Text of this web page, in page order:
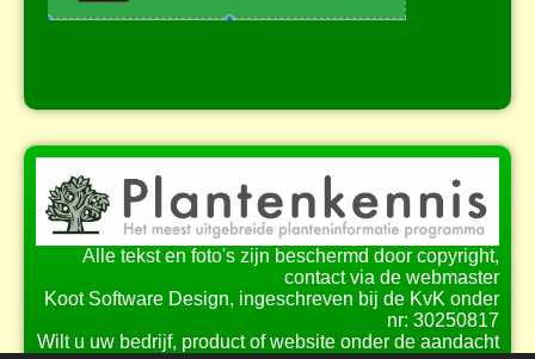
Alle tekst en foto's zijn beschermd door copyright,
contact via de webmaster
Koot Software Design, ingeschreven bij de KvK onder
nr: 30250817
Wilt u uw bedrijf, product of website onder de aandacht